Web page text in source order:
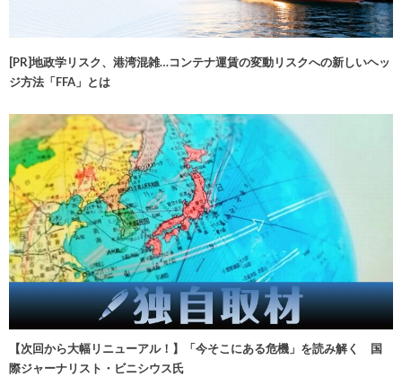
[PR]地政学リスク、港湾混雑…コンテナ運賃の変動リスクへの新しいヘッ
ジ方法「FFA」とは
【次回から大幅リニューアル！】「今そこにある危機」を読み解く 国
際ジャーナリスト・ビニシウス氏